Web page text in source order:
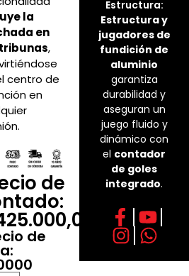
la
en
,
centro de
en
de
de
Estructura:
Estructura y
jugadores de
fundición de
aluminio
garantiza
durabilidad y
aseguran un
juego fluido y
dinámico con
el contador
de goles
integrado.